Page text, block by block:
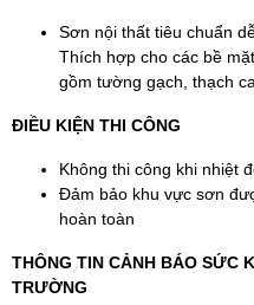
Sơn nội thất tiêu chuẩn
Thích hợp cho các bề
gồm tường gạch, thạch
ĐIỀU KIỆN THI CÔNG
Không thi công khi nhiệt
Đảm bảo khu vực sơn
hoàn toàn
THÔNG TIN CẢNH BÁO SỨC
TRƯỜNG